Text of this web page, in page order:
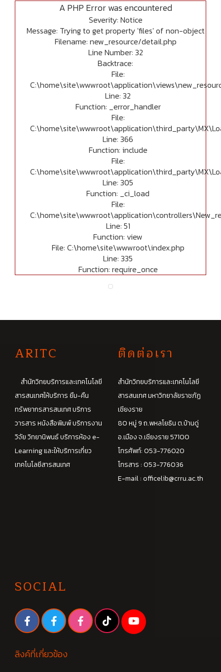
A PHP Error was encountered
Severity: Notice
Message: Trying to get property 'files' of non-object
Filename: new_resource/detail.php
Line Number: 32
Backtrace:
File:
Line: 32
Function: _error_handler
File:
Line: 366
Function: include
File:
Line: 305
Function: _ci_load
File:
Line: 51
Function: view
File: C:\home\site\wwwroot\index.php
Line: 335
Function: require_once
ARITC
สำนักวิทยบริการและเทคโนโลยี
สารสนเทศให้บริการ ยืม-คืน
ทรัพยากรสารสนเทศ บริการ
วารสาร หนังสือพิมพ์ บริการงาน
วิจัย วิทยานิพนธ์ บริการห้อง e-
Learning และให้บริการเกี่ยว
เทคโนโลยีสารสนเทศ
ติดต่อเรา
สำนักวิทยบริการและเทคโนโลยี
สารสนเทศ มหาวิทยาลัยราชภัฏ
เชียงราย
80 หมู่ 9 ถ.พหลโยธิน ต.บ้านดู่
อ.เมือง จ.เชียงราย 57100
โทรศัพท์: 053-776020
โทรสาร : 053-776036
E-mail :officelib@crru.ac.th
SOCIAL
ลิงค์ที่เกี่ยวข้อง